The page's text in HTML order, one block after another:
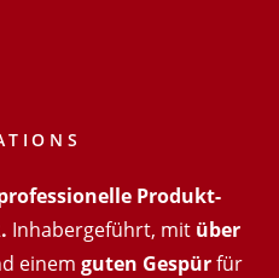
Produkt-
Inhabergeführt, mit über
einem guten Gespürfür